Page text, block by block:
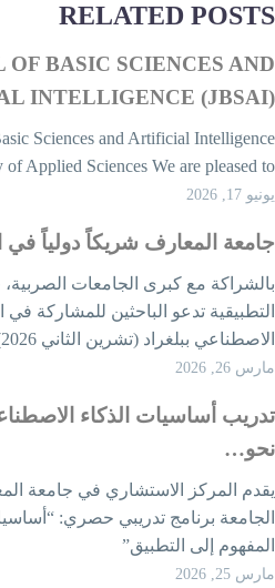
RELATED
OF BASIC SCIENCES
INTELLIGENCE
Sciences and Artificial
Applied Sciences We are pleased
17, 2026
المعارف شريكاً دولياً في
مع كبرى الجامعات الصربية،
تدعو الباحثين للمشاركة في
ببلغراد (تشرين الثاني 2026). مشاركة ونشر مجاني…
26, 2026
أساسيات الذكاء
المركز الاستشاري في جامعة
برنامج تدريبي حصري:
إلى التطبيق”
25, 2026